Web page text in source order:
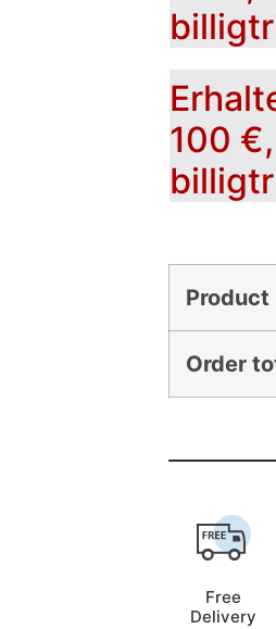
100
Product
Order
Free
Delivery